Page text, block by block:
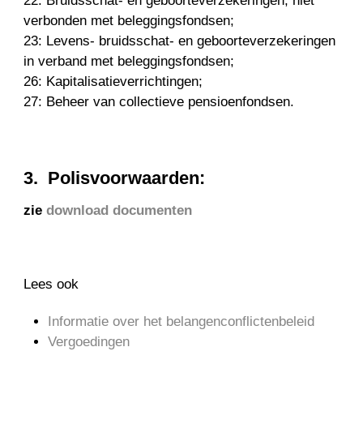
verbonden met beleggingsfondsen;
23: Levens- bruidsschat- en geboorteverzekeringen
in verband met beleggingsfondsen;
26: Kapitalisatieverrichtingen;
27: Beheer van collectieve pensioenfondsen.
3. Polisvoorwaarden:
ziedownload documenten
Lees ook
Informatie over het belangenconflictenbeleid
Vergoedingen